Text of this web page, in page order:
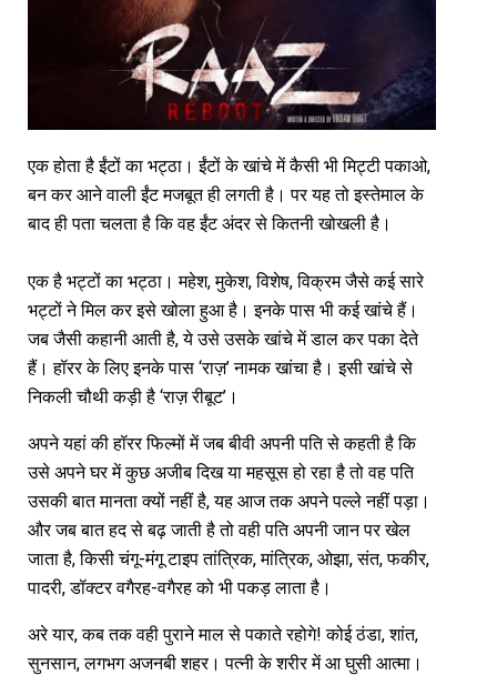
एक होता है ईंटों का भट्ठा। ईंटों के खांचे में कैसी भी मिट्टी पकाओ,
बन कर आने वाली ईंट मजबूत ही लगती है। पर यह तो इस्तेमाल के
बाद ही पता चलता है कि वह ईंट अंदर से कितनी खोखली है।
एक है भट्टों का भट्ठा। महेश, मुकेश, विशेष, विक्रम जैसे कई सारे
भट्टों ने मिल कर इसे खोला हुआ है। इनके पास भी कई खांचे हैं।
जब जैसी कहानी आती है, ये उसे उसके खांचे में डाल कर पका देते
हैं। हॉरर के लिए इनके पास ‘राज़’ नामक खांचा है। इसी खांचे से
निकली चौथी कड़ी है ‘राज़ रीबूट’।
अपने यहां की हॉरर फिल्मों में जब बीवी अपनी पति से कहती है कि
उसे अपने घर में कुछ अजीब दिख या महसूस हो रहा है तो वह पति
उसकी बात मानता क्यों नहीं है, यह आज तक अपने पल्ले नहीं पड़ा।
और जब बात हद से बढ़ जाती है तो वही पति अपनी जान पर खेल
जाता है, किसी चंगू-मंगू टाइप तांत्रिक, मांत्रिक, ओझा, संत, फकीर,
पादरी, डॉक्टर वगैरह-वगैरह को भी पकड़ लाता है।
अरे यार, कब तक वही पुराने माल से पकाते रहोगे! कोई ठंडा, शांत,
सुनसान, लगभग अजनबी शहर। पत्नी के शरीर में आ घुसी आत्मा।